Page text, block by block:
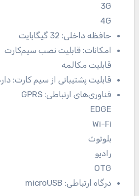
3G
4G
حافظه داخلی: 32 گیگابایت
امکانات: قابلیت نصب سیم‌کارت
قابلیت مکالمه
قابلیت پشتیبانی از سیم کارت:
فناوری‌های ارتباطی: GPRS
EDGE
Wi-Fi
بلوتوث
رادیو
OTG
درگاه ارتباطی: microUSB